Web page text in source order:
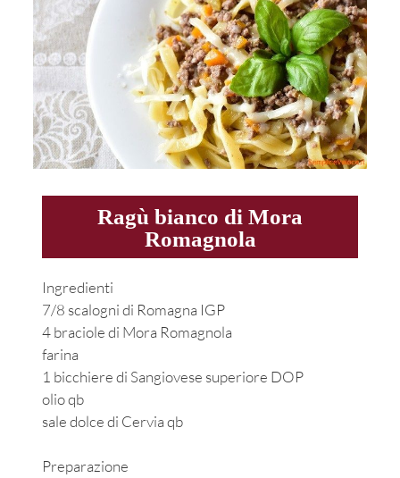
Ragù bianco di Mora
Romagnola
Ingredienti
7/8 scalogni di Romagna IGP
4 braciole di Mora Romagnola
farina
1 bicchiere di Sangiovese superiore DOP
olio qb
sale dolce di Cervia qb
Preparazione